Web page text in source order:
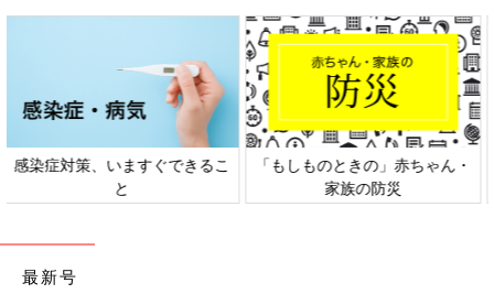
日本外来小児科学会リーフレッ
ト検討会
六星占術 細木かおりさんの人生
相談
最新号